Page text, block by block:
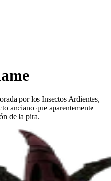
por los Insectos Ardientes,
anciano que aparentemente
de la pira.